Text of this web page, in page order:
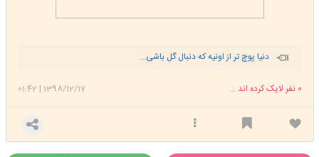
دنیا پوچ تر از اونیه که دنبال گل باشی...
1398/12/17
|
01:42 0 نفر لایک کرده اند ...